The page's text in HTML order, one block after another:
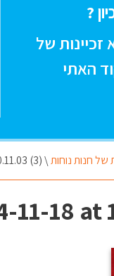
?
של
האתי
של חנות נוחות\
(3)
18 at